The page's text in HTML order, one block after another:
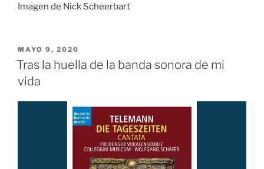
Imagen de Nick Scheerbart
PUBLICADO
EL
MAYO 9, 2020
Tras la huella de la banda sonora de mi
vida